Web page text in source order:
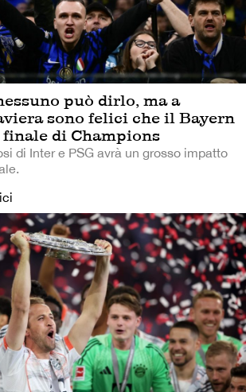
può dirlo, ma a
sono felici che il Bayern
di Champions
di Inter e PSG avrà un grosso impatto